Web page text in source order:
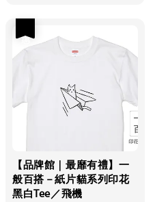
【品牌館｜最靡有禮】一
般百搭－紙片貓系列印花
黑白Tee／飛機